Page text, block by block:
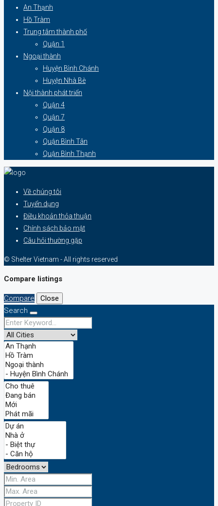
An Thạnh
Hồ Tràm
Trung tâm thành phố
Quận 1
Ngoại thành
Huyện Bình Chánh
Huyện Nhà Bè
Nội thành phát triển
Quận 4
Quận 7
Quận 8
Quận Bình Tân
Quận Bình Thạnh
Về chúng tôi
Tuyển dụng
Điều khoản thỏa thuận
Chính sách bảo mật
Câu hỏi thường gặp
© Shelter Vietnam - All rights reserved
Compare listings
Compare
Close
Search